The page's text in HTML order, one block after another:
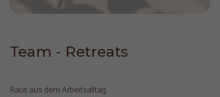
Team - Retreats
Raus aus dem Arbeitsalltag.